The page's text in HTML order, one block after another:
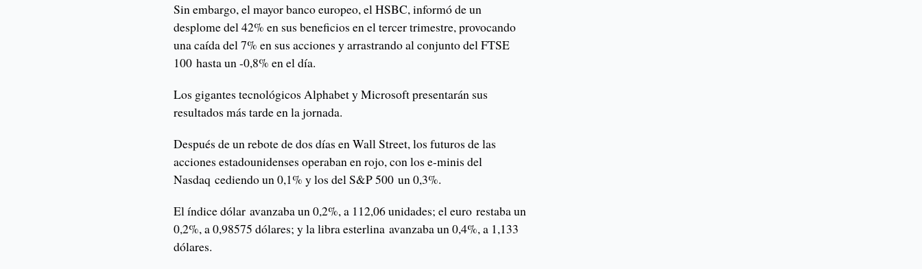
Sin embargo, el mayor banco europeo, el HSBC, informó de un
desplome del 42% en sus beneficios en el tercer trimestre, provocando
una caída del 7% en sus acciones y arrastrando al conjunto del FTSE
100 hasta un -0,8% en el día.
Los gigantes tecnológicos Alphabet y Microsoft presentarán sus
resultados más tarde en la jornada.
Después de un rebote de dos días en Wall Street, los futuros de las
acciones estadounidenses operaban en rojo, con los e-minis del
Nasdaq cediendo un 0,1% y los del S&P 500 un 0,3%.
El índice dólar avanzaba un 0,2%, a 112,06 unidades; el euro restaba un
0,2%, a 0,98575 dólares; y la libra esterlina avanzaba un 0,4%, a 1,133
dólares.